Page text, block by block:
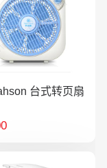
台式转页扇